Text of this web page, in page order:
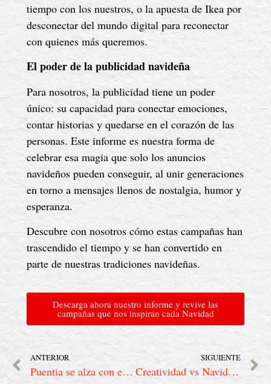
tiempo con los nuestros, o la apuesta de Ikea por
desconectar del mundo digital para reconectar
con quienes más queremos.
El poder de la publicidad navideña
Para nosotros, la publicidad tiene un poder
único: su capacidad para conectar emociones,
contar historias y quedarse en el corazón de las
personas. Este informe es nuestra forma de
celebrar esa magia que solo los anuncios
navideños pueden conseguir, al unir generaciones
en torno a mensajes llenos de nostalgia, humor y
esperanza.
Descubre con nosotros cómo estas campañas han
trascendido el tiempo y se han convertido en
parte de nuestras tradiciones navideñas.
Descarga ahora nuestro informe y revive las
campañas que nos inspiran cada Navidad
ANTERIOR
Puentia se alza con el premio Dircom 2024 a la mejor campaña de comunicación de crisis en pymes
SIGUIENTE
Creatividad vs Navidad. Las campañas que ganaron la batalla emocional